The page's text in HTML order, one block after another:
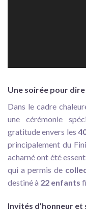
Une soirée pour
Dans le cadre
une cérémonie
gratitude envers les
principalement du
acharné ont été
qui a permis de
destiné à 22 enfants
Invités d’honneur